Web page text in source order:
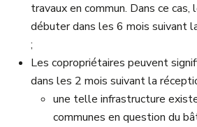
travaux en commun. Dans ce
débuter dans les 6 mois suivant
;
Les copropriétaires peuvent
dans les 2 mois suivant la
une telle infrastructure
communes en question du